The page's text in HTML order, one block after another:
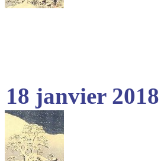
18 janvier 2018